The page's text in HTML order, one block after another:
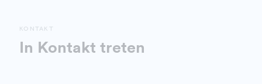
KONTAKT
In Kontakt treten